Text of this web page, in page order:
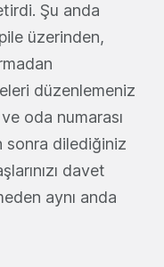
Şu anda
üzerinden,
düzenlemeniz
oda numarası
sonra dilediğiniz
davet
aynı anda